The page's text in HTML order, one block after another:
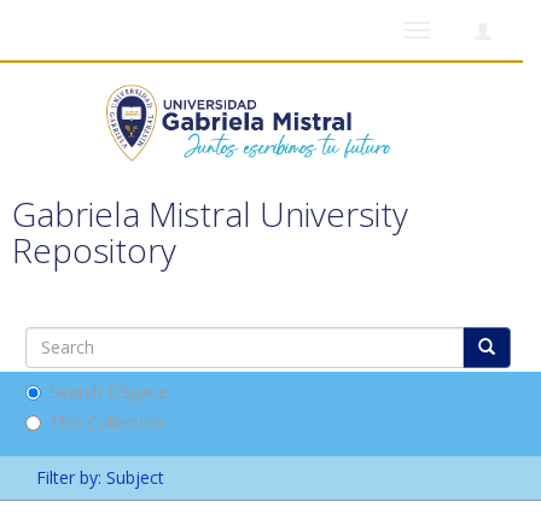
Gabriela Mistral University
Repository
Search DSpace
This Collection
Filter by: Subject